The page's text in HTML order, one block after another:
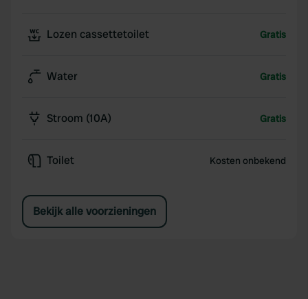
Lozen cassettetoilet Gratis
Water Gratis
Stroom (10A) Gratis
Toilet Kosten onbekend
Bekijk alle voorzieningen